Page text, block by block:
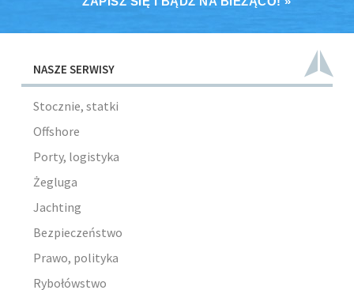
NASZE SERWISY
Stocznie, statki
Offshore
Porty, logistyka
Żegluga
Jachting
Bezpieczeństwo
Prawo, polityka
Rybołówstwo